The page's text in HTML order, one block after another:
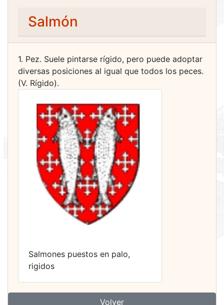
Salmón
1. Pez. Suele pintarse rígido, pero puede adoptar
diversas posiciones al igual que todos los peces.
(V. Rígido).
Salmones puestos en palo,
rigidos
Volver